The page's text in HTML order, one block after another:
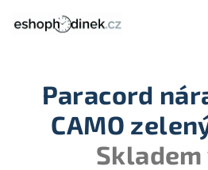
Paracord
CAMO
Skladem